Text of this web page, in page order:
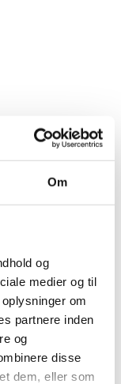
Om
og
medier og til
om
partnere inden
og
disse
dem, eller som